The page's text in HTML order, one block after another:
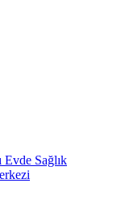
Evde Sağlık